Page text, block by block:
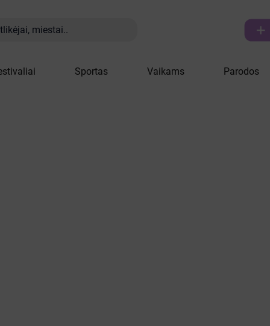
miestai.. 
Sportas Vaikams Parodos